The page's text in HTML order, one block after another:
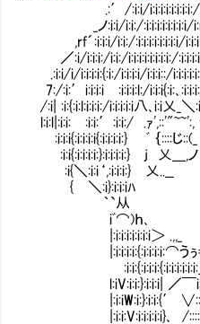
.:′/:i:i/i:i:i:i:i:i:i:i:/
_ノ:i:i/i:i:/:i:i:i:i:i:i:i:i/
,rf´:i:i:i/i:i:/:i:i:i:i:i:i:i:i/
／:i/i:i:i:/i:i:/i:i:i:i:i:i:i:i:/
.:i:i/i/i:i:i:i:{:i:/i:i:i:i/i:i:i::/
7:/:i:′i:i:i:iⅥ:i:i:i:l:/i:i:i{:i:､
/:i| :i:{:i:l:i:i:i:/i:i:i:i:i八､i:i乂_
l:i:l|:i:i:Ⅵ:i:i:′:i:i:/ .ｧ',::'"~~':,
Ⅵ:i:i:i{:i:i:i:i{:i:i:i:i:} ﾞ ｛::::じ
Ⅴ:i:i{:i:i:i:i:}:i:i:i:i:} j 乂___,ノ
Ⅴ:i{＼:i:i‘,:i:i:i:} 乂
Ⅵ{ ＼:i}:i:i:iﾊ ＿
｀`从
iﾞ⌒)ｈ､ ￣
|:i:i:i:i:i:i:i＞ .,,_
|:i:i:i:i:{:i:i:i:i:⌒うぅ
Ⅳ:i:i:{:i:i:i:{:i:i:i:i:i:i:_ -､
l:iV:i:i:}:i:i:i| ／￣
|:i:iW:i:}:i:i:{′ ∨::::::::l
|:i:i:V:i:i:i:i:i}､ /:::::::::::l )､